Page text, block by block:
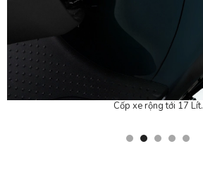
Cốp xe rộng tới 17 Lít.